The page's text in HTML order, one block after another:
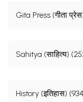
Gita Press (गीता
Sahitya (साहित्य)
History (इतिहास)